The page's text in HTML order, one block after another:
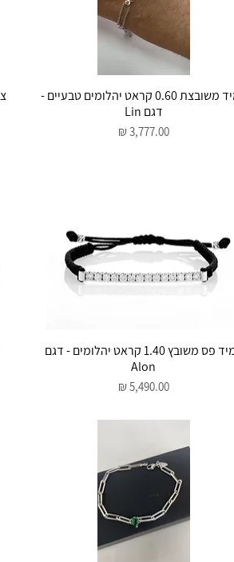
תצוגה מהירה
צמיד משובצת 0.60 קראט יהלומים טבעיים -
דגם Lin
מחיר‏3,777.00 ‏₪
תצוגה מהירהצמיד פס משובץ 1.40 קראט יהלומים - דגם
Alon
מחיר‏5,490.00 ‏₪